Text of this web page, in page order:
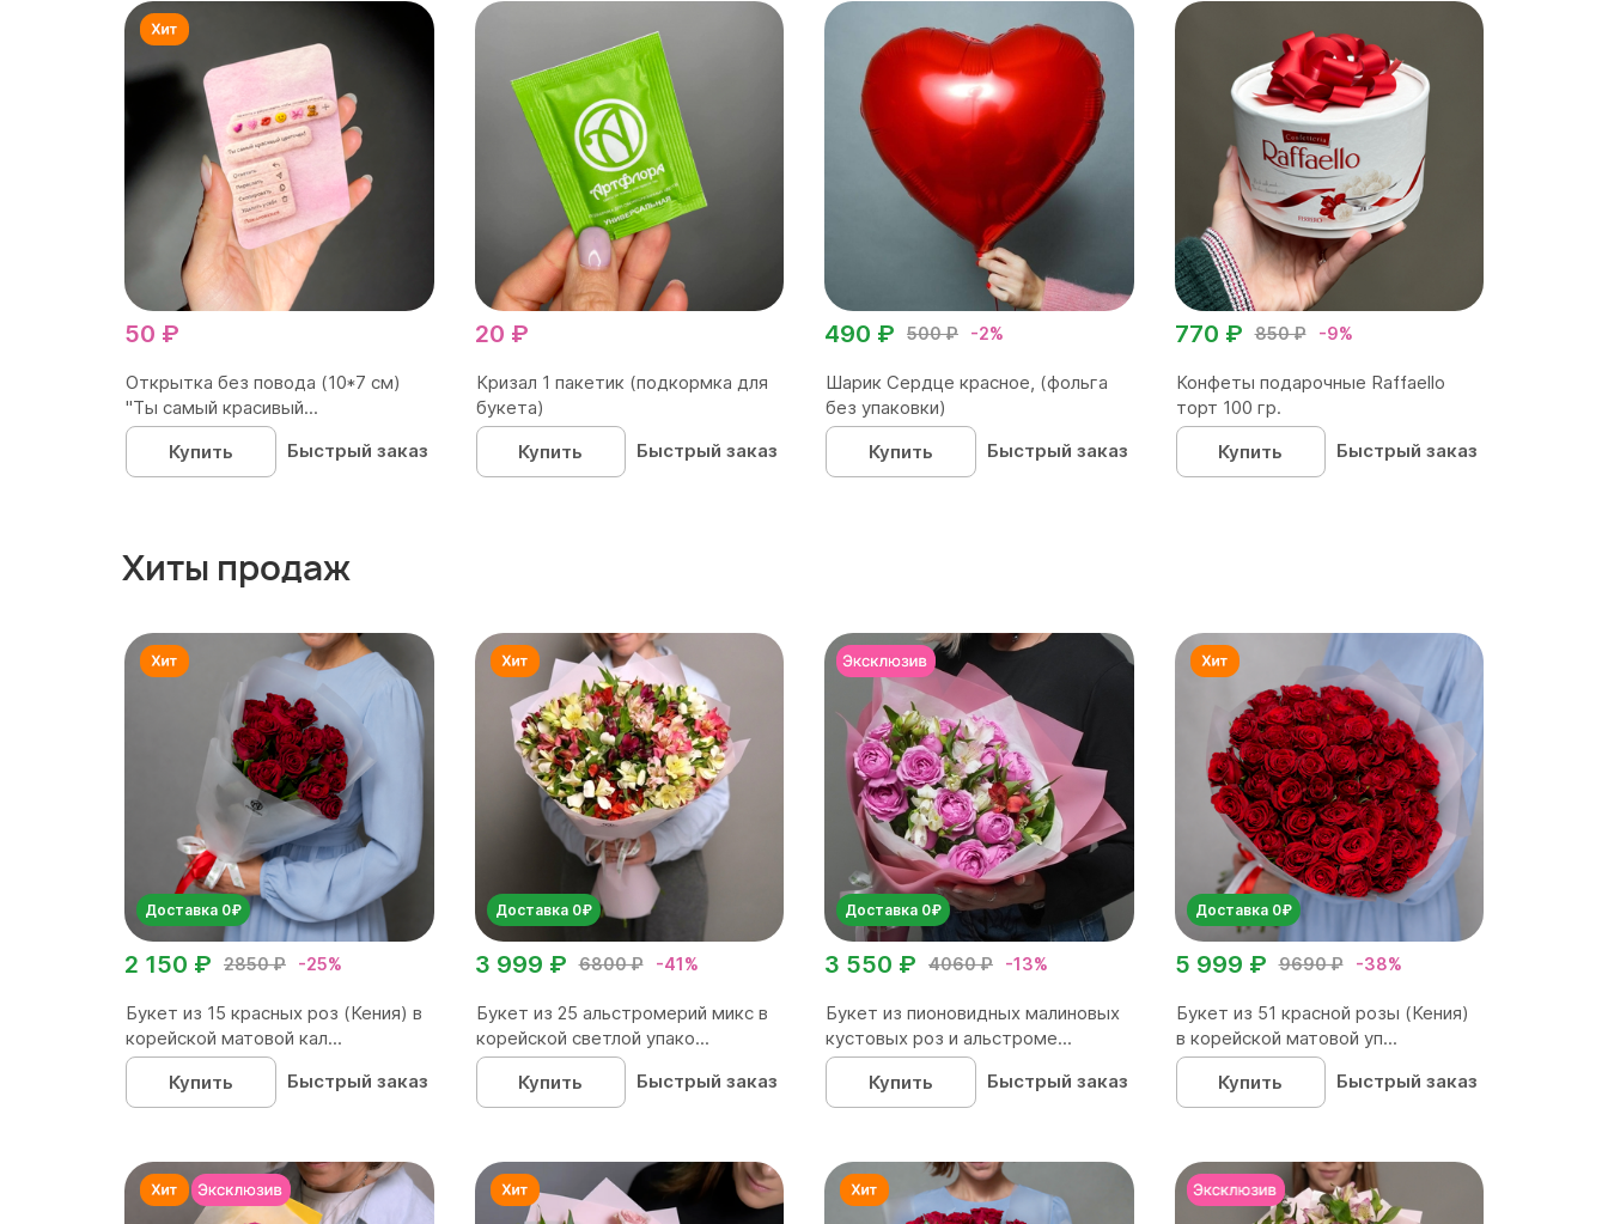
50 ₽
Открытка без повода (10*7 см)
"Ты самый красивый...
Купить
Быстрый заказ
20 ₽
Кризал 1 пакетик (подкормка для
букета)
Купить
Быстрый заказ
500 ₽ -2%
490 ₽
Шарик Сердце красное, (фольга
без упаковки)
Купить
Быстрый заказ
850 ₽ -9%
770 ₽
Конфеты подарочные Raffaello
торт 100 гр.
Купить
Быстрый заказ
Хиты продаж
Доставка 0₽
2850 ₽ -25%
2 150 ₽
Букет из 15 красных роз (Кения) в
корейской матовой кал...
Купить
Быстрый заказ
Доставка 0₽
6800 ₽ -41%
3 999 ₽
Букет из 25 альстромерий микс в
корейской светлой упако...
Купить
Быстрый заказ
Доставка 0₽
4060 ₽ -13%
3 550 ₽
Букет из пионовидных малиновых
кустовых роз и альстроме...
Купить
Быстрый заказ
Доставка 0₽
9690 ₽ -38%
5 999 ₽
Букет из 51 красной розы (Кения)
в корейской матовой уп...
Купить
Быстрый заказ